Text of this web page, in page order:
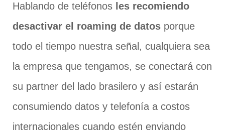
Hablando de teléfonos les recomiendo
desactivar el roaming de datos porque
todo el tiempo nuestra señal, cualquiera sea
la empresa que tengamos, se conectará con
su partner del lado brasilero y así estarán
consumiendo datos y telefonía a costos
internacionales cuando estén enviando